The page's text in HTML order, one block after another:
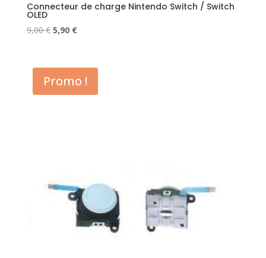
Connecteur de charge Nintendo Switch / Switch
OLED
9,00€ Le
était :
9,00 €.
5,90 €Le
est :
5,90 €.
Promo !